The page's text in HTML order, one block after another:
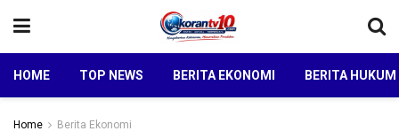
HOME TOP NEWS BERITA EKONOMI BERITA
Home Berita Ekonomi